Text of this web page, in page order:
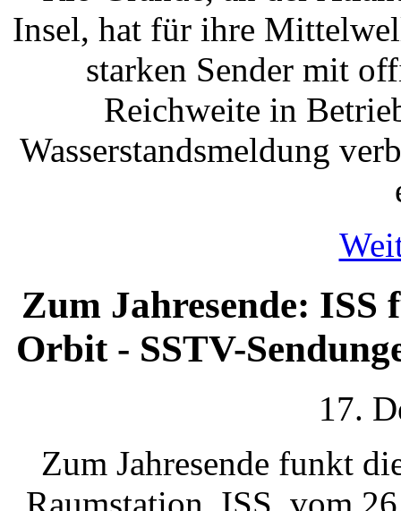
Insel, hat für ihre
starken Sender mit
Reichweite in
Wasserstandsmeldung
Zum Jahresende:
Orbit - SSTV-
17.
Zum Jahresende funkt